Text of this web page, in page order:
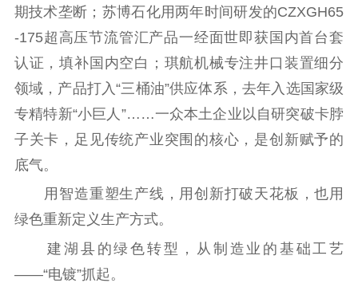
期技术垄断；苏博石化用两年时间研发的CZXGH65
-175超高压节流管汇产品一经面世即获国内首台套
认证，填补国内空白；琪航机械专注井口装置细分
领域，产品打入“三桶油”供应体系，去年入选国家级
专精特新“小巨人”……一众本土企业以自研突破卡脖
子关卡，足见传统产业突围的核心，是创新赋予的
底气。
用智造重塑生产线，用创新打破天花板，也用
绿色重新定义生产方式。
建湖县的绿色转型，从制造业的基础工艺
——“电镀”抓起。